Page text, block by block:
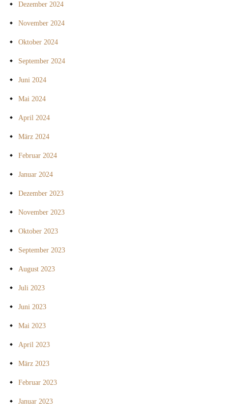
Dezember 2024
November 2024
Oktober 2024
September 2024
Juni 2024
Mai 2024
April 2024
März 2024
Februar 2024
Januar 2024
Dezember 2023
November 2023
Oktober 2023
September 2023
August 2023
Juli 2023
Juni 2023
Mai 2023
April 2023
März 2023
Februar 2023
Januar 2023